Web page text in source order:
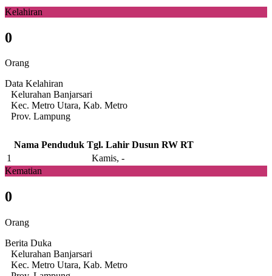
Kelahiran
0
Orang
Data Kelahiran
Kelurahan Banjarsari
Kec. Metro Utara, Kab. Metro
Prov. Lampung
Nama Penduduk Tgl. Lahir Dusun RW RT
1
Kamis, -
Kematian
0
Orang
Berita Duka
Kelurahan Banjarsari
Kec. Metro Utara, Kab. Metro